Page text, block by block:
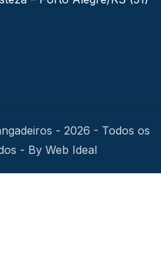
- 2026 - Todos os
- By Web Ideal